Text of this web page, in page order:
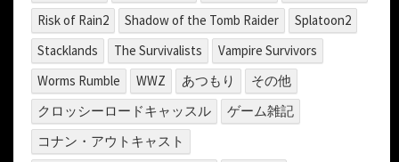
Risk of Rain2
Shadow of the Tomb Raider
Splatoon2
Stacklands
The Survivalists
Vampire Survivors
Worms Rumble
WWZ あつもり
その他
クロッシーロードキャッスル
ゲーム雑記
コナン・アウトキャスト